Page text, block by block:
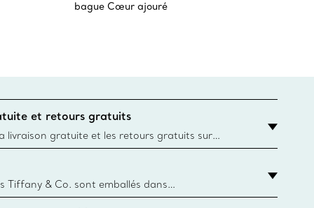
bague Cœur ajouré
et retours gratuits
livraison gratuite et les retours gratuits sur
Tiffany & Co. passées sur le site Web
la destination est l’adresse d’un particulier.
Tiffany & Co. sont emballés dans
Box. Bien que l'histoire de cet emballage célèbre